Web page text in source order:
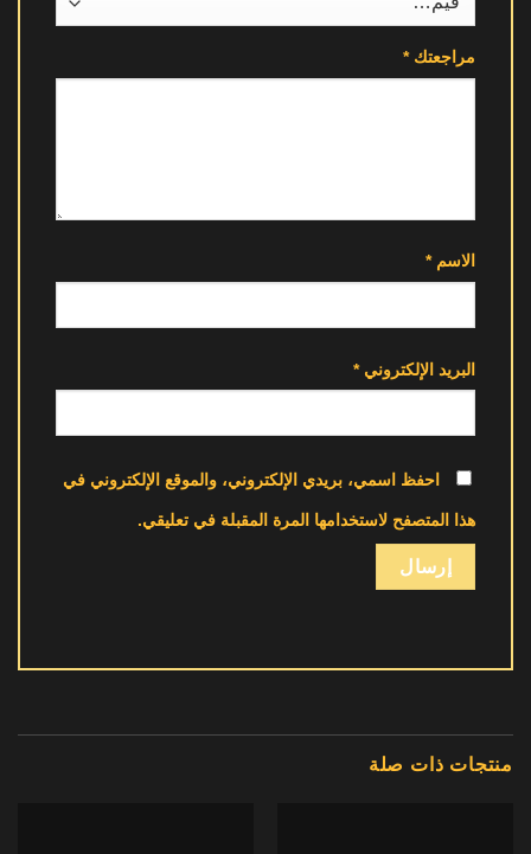
مراجعتك*
الاسم*
البريد الإلكتروني*
احفظ اسمي، بريدي الإلكتروني، والموقع الإلكتروني في
هذا المتصفح لاستخدامها المرة المقبلة في تعليقي.
منتجات ذات صلة